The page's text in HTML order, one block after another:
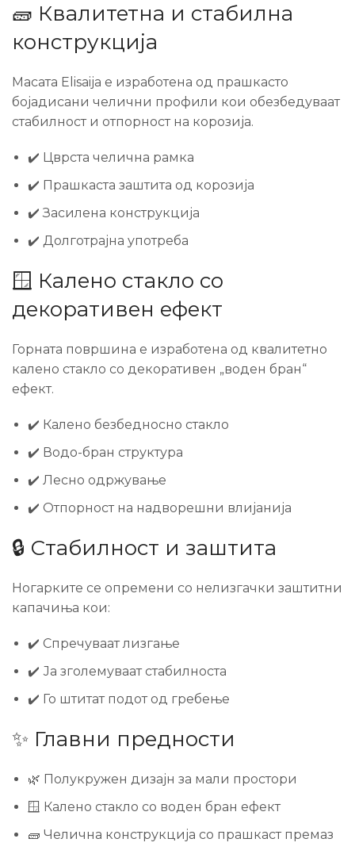
🧱 Квалитетна и стабилна
конструкција
Масата Elisaija е изработена од прашкасто
бојадисани челични профили кои обезбедуваат
стабилност и отпорност на корозија.
✔️ Цврста челична рамка
✔️ Прашкаста заштита од корозија
✔️ Засилена конструкција
✔️ Долготрајна употреба
🪟 Калено стакло со
декоративен ефект
Горната површина е изработена од квалитетно
калено стакло со декоративен „воден бран“
ефект.
✔️ Калено безбедносно стакло
✔️ Водо-бран структура
✔️ Лесно одржување
✔️ Отпорност на надворешни влијанија
🔒 Стабилност и заштита
Ногарките се опремени со нелизгачки заштитни
капачиња кои:
✔️ Спречуваат лизгање
✔️ Ја зголемуваат стабилноста
✔️ Го штитат подот од гребење
✨ Главни предности
🌿 Полукружен дизајн за мали простори
🪟 Калено стакло со воден бран ефект
🧱 Челична конструкција со прашкаст премаз